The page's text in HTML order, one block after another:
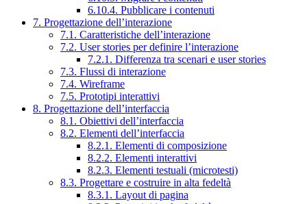
6.10.4. Pubblicare i contenuti
7. Progettazione dell’interazione
7.1. Caratteristiche dell’interazione
7.2. User stories per definire l’interazione
7.2.1. Differenza tra scenari e user stories
7.3. Flussi di interazione
7.4. Wireframe
7.5. Prototipi interattivi
8. Progettazione dell’interfaccia
8.1. Obiettivi dell’interfaccia
8.2. Elementi dell’interfaccia
8.2.1. Elementi di composizione
8.2.2. Elementi interattivi
8.2.3. Elementi testuali (microtesti)
8.3. Progettare e costruire in alta fedeltà
8.3.1. Layout di pagina